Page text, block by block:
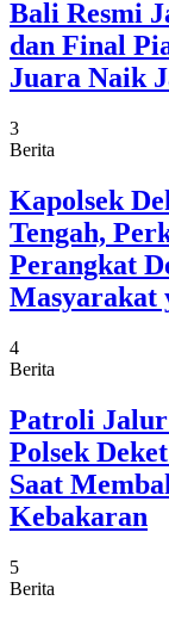
Bali Resmi
dan Final
Juara Naik
3
Berita
Kapolsek
Tengah,
Perangkat
Masyarakat
4
Berita
Patroli Jalur
Polsek
Saat
Kebakaran
5
Berita